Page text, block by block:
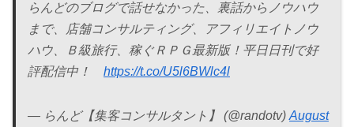
らんどのブログで話せなかった、裏話からノウハウ
まで、店舗コンサルティング、アフィリエイトノウ
ハウ、Ｂ級旅行、稼ぐＲＰＧ最新版！平日日刊で好
評配信中！ https://t.co/U5l6BWlc4l
— らんど【集客コンサルタント】 (@randotv) August